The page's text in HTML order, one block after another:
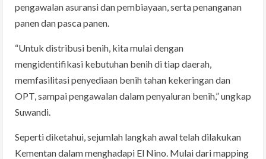
pengawalan asuransi dan pembiayaan, serta penanganan
panen dan pasca panen.
“Untuk distribusi benih, kita mulai dengan
mengidentifikasi kebutuhan benih di tiap daerah,
memfasilitasi penyediaan benih tahan kekeringan dan
OPT, sampai pengawalan dalam penyaluran benih,” ungkap
Suwandi.
Seperti diketahui, sejumlah langkah awal telah dilakukan
Kementan dalam menghadapi El Nino. Mulai dari mapping